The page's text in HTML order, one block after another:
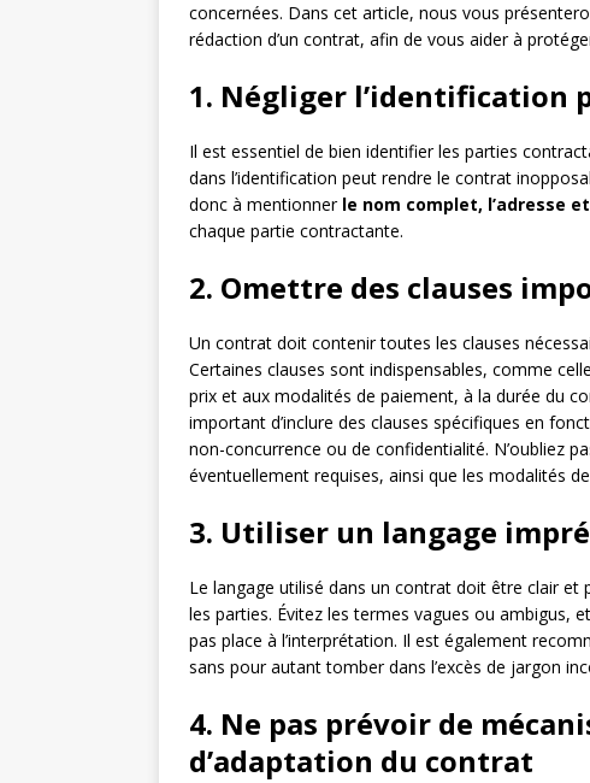
concernées. Dans cet article, nous vous
rédaction d’un contrat, afin de vous aider à
1. Négliger l’identification
Il est essentiel de bien identifier les parties
dans l’identification peut rendre le contrat
donc à mentionner le nom complet, l’adresse
chaque partie contractante.
2. Omettre des clauses
Un contrat doit contenir toutes les clauses
Certaines clauses sont indispensables, comme
prix et aux modalités de paiement, à la durée du
important d’inclure des clauses spécifiques en
non-concurrence ou de confidentialité. N’oubliez
éventuellement requises, ainsi que les modalités
3. Utiliser un langage
Le langage utilisé dans un contrat doit être clair
les parties. Évitez les termes vagues ou ambigus,
pas place à l’interprétation. Il est également
sans pour autant tomber dans l’excès de jargon
4. Ne pas prévoir de
d’adaptation du contrat